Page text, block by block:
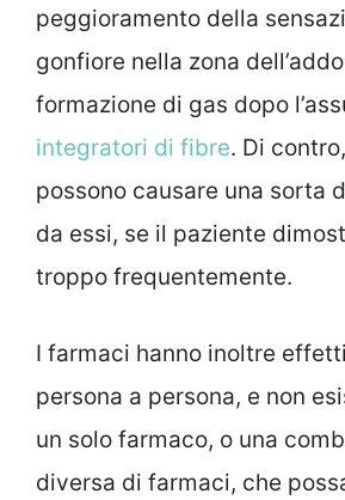
peggioramento della
gonfiore nella zona
formazione di gas dopo
integratori di fibre. Di
possono causare una sorta
da essi, se il paziente
troppo frequentemente.
I farmaci hanno inoltre
persona a persona, e non
un solo farmaco, o una
diversa di farmaci, che